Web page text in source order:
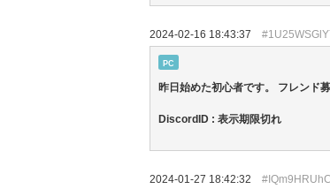
2024-02-16 18:43:37
PC
昨日始めた初心者です。 フレンド募
DiscordID : 表示期限切れ
2024-01-27 18:42:32